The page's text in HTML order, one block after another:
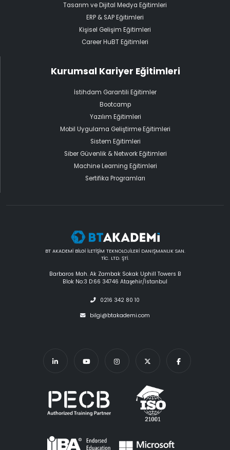
Tasarım ve Dijital Medya Eğitimleri
ERP & SAP Eğitimleri
Kişisel Gelişim Eğitimleri
Career HuBT Eğitimleri
Kurumsal Kariyer Eğitimleri
İstihdam Garantili Eğitimler
Bootcamp
Yazılım Eğitimleri
Mobil Uygulama Geliştirme Eğitimleri
Sistem Eğitimleri
Siber Güvenlik & Network Eğitimleri
Machine Learning Eğitimleri
Sertifika Programları
BT AKADEMİ BİLGİ İLETİŞİM TEKNOLOJİLERİ DANIŞMANLIK SAN.
TİC. LTD. ŞTİ.
Barbaros Mah. Ak Zambak Sokak Uphill Towers B
Blok No:3 D:66 34746 Ataşehir/İstanbul
0216 342 80 10
bilgi@btakademi.com